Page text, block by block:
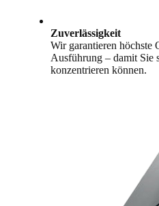
Zuverlässigkeit
Wir garantieren höchste
Ausführung – damit Sie
konzentrieren können.